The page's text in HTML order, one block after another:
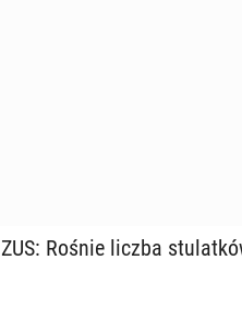
ZUS: Rośnie liczba